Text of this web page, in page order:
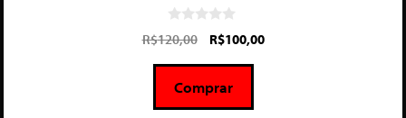
0
d
5
R$120,00 R$100,00
Comprar